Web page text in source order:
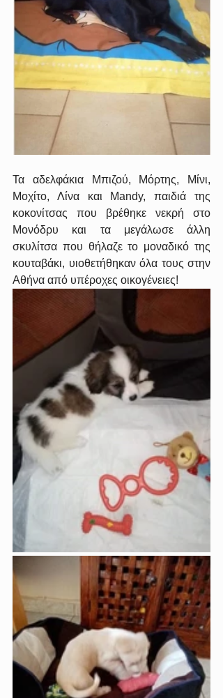
Τα αδελφάκια Μπιζού, Μόρτης, Μίνι,
Μοχίτο, Λίνα και Mandy, παιδιά της
κοκονίτσας που βρέθηκε νεκρή στο
Μονόδρυ και τα μεγάλωσε άλλη
σκυλίτσα που θήλαζε το μοναδικό της
κουταβάκι, υιοθετήθηκαν όλα τους στην
Αθήνα από υπέροχες οικογένειες!